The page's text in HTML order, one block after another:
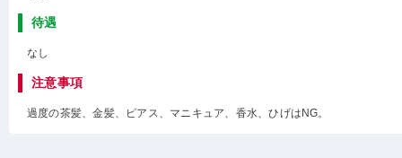
待遇
なし
注意事項
過度の茶髪、金髪、ピアス、マニキュア、香水、ひげはNG。